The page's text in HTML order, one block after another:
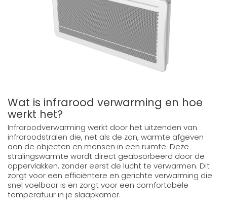
Wat is infrarood verwarming en hoe
werkt het?
Infraroodverwarming werkt door het uitzenden van
infraroodstralen die, net als de zon, warmte afgeven
aan de objecten en mensen in een ruimte. Deze
stralingswarmte wordt direct geabsorbeerd door de
oppervlakken, zonder eerst de lucht te verwarmen. Dit
zorgt voor een efficiëntere en gerichte verwarming die
snel voelbaar is en zorgt voor een comfortabele
temperatuur in je slaapkamer.